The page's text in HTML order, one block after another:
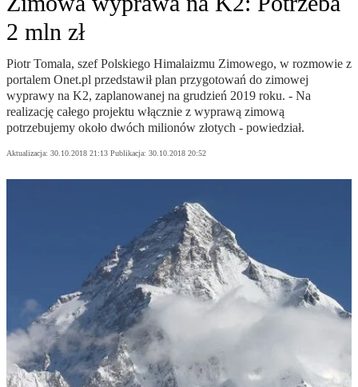
2 mln zł
Piotr Tomala, szef Polskiego Himalaizmu Zimowego, w rozmowie z
portalem Onet.pl przedstawił plan przygotowań do zimowej
wyprawy na K2, zaplanowanej na grudzień 2019 roku. - Na
realizację całego projektu włącznie z wyprawą zimową
potrzebujemy około dwóch milionów złotych - powiedział.
Aktualizacja: 30.10.2018 21:13 Publikacja: 30.10.2018 20:52